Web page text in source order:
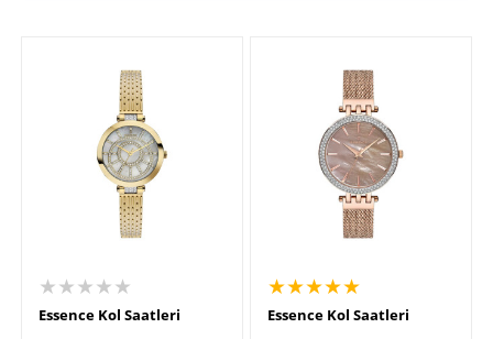
★★★★★
Essence Kol Saatleri
★★★★★
Essence Kol Saatleri